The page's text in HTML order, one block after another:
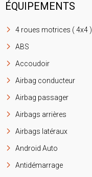
ÉQUIPEMENTS
4 roues motrices ( 4x4 )
ABS
Accoudoir
Airbag conducteur
Airbag passager
Airbags arrières
Airbags latéraux
Android Auto
Antidémarrage